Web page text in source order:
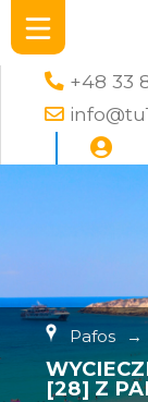
+48 33
Pafos →
[28] Z